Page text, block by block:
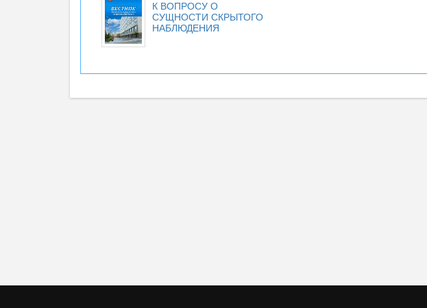
К ВОПРОСУ О
СУЩНОСТИ СКРЫТОГО
НАБЛЮДЕНИЯ